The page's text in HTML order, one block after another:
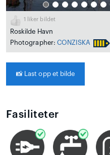
1 liker bildet
Roskilde Havn
Photographer: CONZISKA
📸 Last opp et bilde
Fasiliteter